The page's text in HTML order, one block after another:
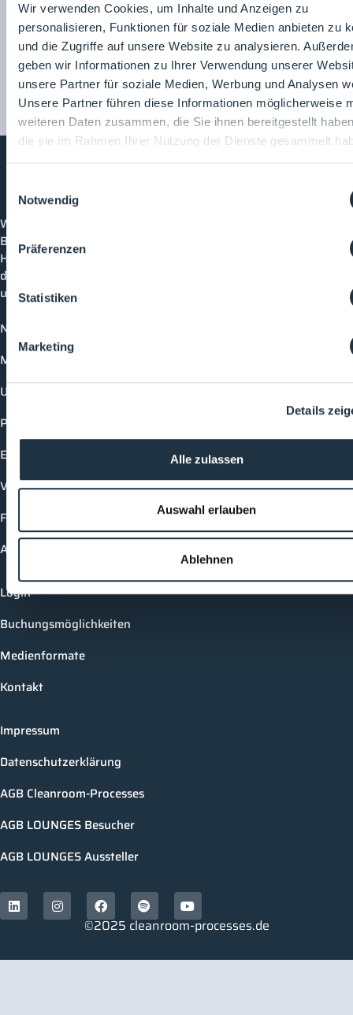
Wir verwenden Cookies, um Inhalte und Anzeigen zu
personalisieren, Funktionen für soziale Medien anbieten zu
und die Zugriffe auf unsere Website zu analysieren.
geben wir Informationen zu Ihrer Verwendung unserer
unsere Partner für soziale Medien, Werbung und Analysen
Unsere Partner führen diese Informationen möglicherweise
weiteren Daten zusammen, die Sie ihnen bereitgestellt
die sie im Rahmen Ihrer Nutzung der Dienste gesammelt
Notwendig
Präferenzen
Statistiken
Marketing
Details
Alle zulassen
Auswahl erlauben
Ablehnen
Cleanroom
Willkommen bei CleanroomProcesses, der
Branchenplattform für Reinraum und Prozesstechnik.
Hier bleibst du immer auf dem neuesten Stand, kannst
dich mit anderen verknüpfen und alle relevanten Themen
und Events der Branche entdecken.
News
Mediathek
Unternehmen
Produkte
Events
Vorträge
Future-Faces
Academy
Login
Buchungsmöglichkeiten
Medienformate
Kontakt
Impressum
Datenschutzerklärung
AGB Cleanroom-Processes
AGB LOUNGES Besucher
AGB LOUNGES Aussteller
©2025 cleanroom-processes.de